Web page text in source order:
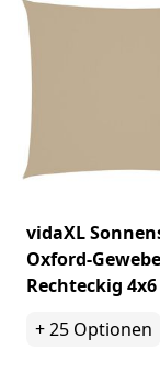
vidaXL
Oxford-Gewebe
Rechteckig
+25 Optionen